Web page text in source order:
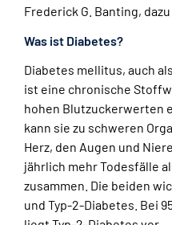
Frederick G. Banting,
Was ist Diabetes?
Diabetes mellitus, auch
ist eine chronische
hohen Blutzuckerwerten
kann sie zu schweren
Herz, den Augen und
jährlich mehr Todesfälle
zusammen. Die beiden
und Typ-2-Diabetes. Bei